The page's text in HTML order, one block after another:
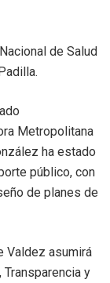
de Salud
Metropolitana
ha estado
público, con
de planes de
Valdez asumirá
y